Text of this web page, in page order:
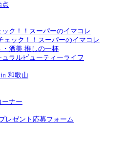
点
ック！！スーパーのイマコレ
ェック！！スーパーのイマコレ
・酒美 推しの一杯
ラルビューティーライフ
和歌山
ーナー
レゼント応募フォーム